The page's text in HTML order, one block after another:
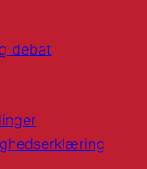
debat